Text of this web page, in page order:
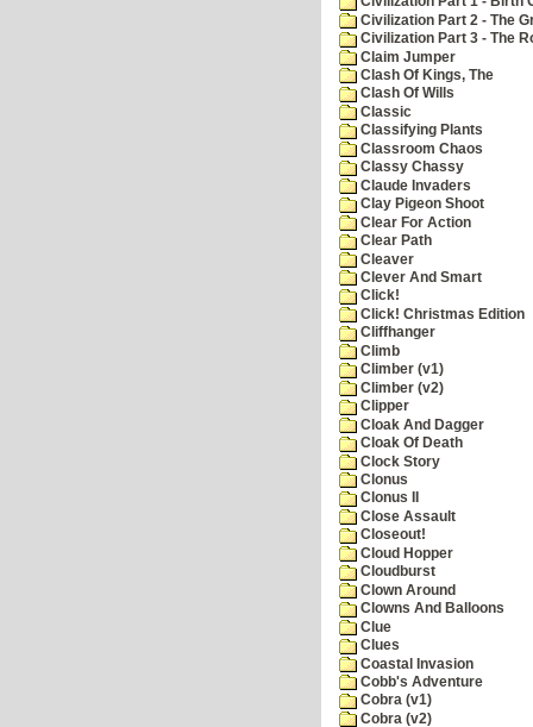
Civilization Part 2 - The
Civilization Part 3 - The
Claim Jumper
Clash Of Kings, The
Clash Of Wills
Classic
Classifying Plants
Classroom Chaos
Classy Chassy
Claude Invaders
Clay Pigeon Shoot
Clear For Action
Clear Path
Cleaver
Clever And Smart
Click!
Click! Christmas Edition
Cliffhanger
Climb
Climber (v1)
Climber (v2)
Clipper
Cloak And Dagger
Cloak Of Death
Clock Story
Clonus
Clonus II
Close Assault
Closeout!
Cloud Hopper
Cloudburst
Clown Around
Clowns And Balloons
Clue
Clues
Coastal Invasion
Cobb's Adventure
Cobra (v1)
Cobra (v2)